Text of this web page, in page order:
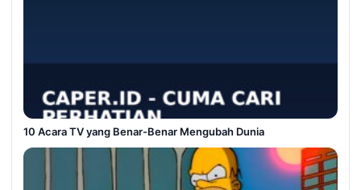
10 Acara TV yang Benar-Benar Mengubah Dunia